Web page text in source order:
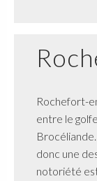
Rochefort-
entre le
donc une
notoriété